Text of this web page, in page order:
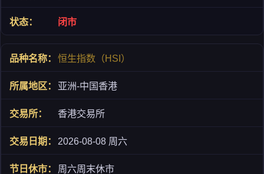
闭市
恒生指数（HSI）
亚洲-中国香港
香港交易所
2026-08-08 周六
周六周末休市